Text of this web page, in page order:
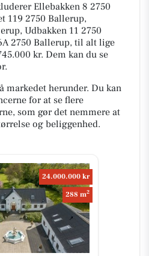
Ellebakken 8 2750
119 2750 Ballerup,
Udbakken 11 2750
2750 Ballerup, til alt lige
kr. Dem kan du se
markedet herunder. Du kan
for at se flere
som gør det nemmere at
og beliggenhed.
24.000.000 kr
288 m2